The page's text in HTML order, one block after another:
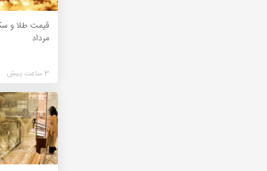
مرداد
3 ساعت پیش